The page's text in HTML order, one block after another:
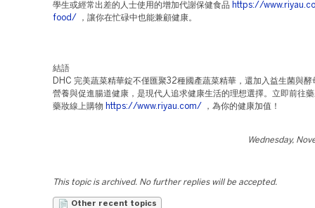
學生或經常出差的人士使用的增加代謝保健食品 https://
food/ ，讓你在忙碌中也能兼顧健康。
結語
DHC 完美蔬菜精華錠不僅匯聚32種國產蔬菜精華，還加入益生菌與酵
營養與促進腸道健康，是現代人追求健康生活的理想選擇。立即前往
藥妝線上購物 https://www.riyau.com/ ，為你的健康加值！
Wednesday,
This topic is archived. No further replies will be accepted.
Other recent topics